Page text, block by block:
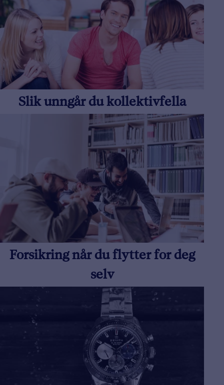
Slik unngår du kollektivfella
Forsikring når du flytter for deg
selv